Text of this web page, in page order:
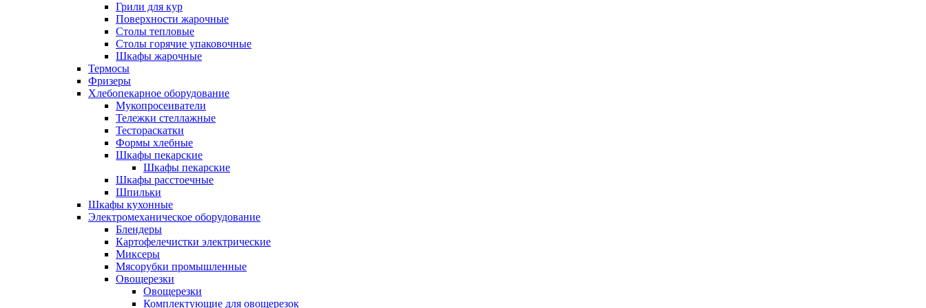
Грили для кур
Поверхности жарочные
Столы тепловые
Столы горячие упаковочные
Шкафы жарочные
Термосы
Фризеры
Хлебопекарное оборудование
Мукопросеиватели
Тележки стеллажные
Тестораскатки
Формы хлебные
Шкафы пекарские
Шкафы пекарские
Шкафы расстоечные
Шпильки
Шкафы кухонные
Электромеханическое оборудование
Блендеры
Картофелечистки электрические
Миксеры
Мясорубки промышленные
Овощерезки
Овощерезки
Комплектующие для овощерезок